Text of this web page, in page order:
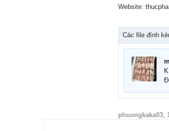
Website:
Các file đính
phuongkaka03,